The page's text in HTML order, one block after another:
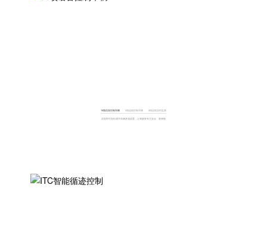
14项语音控制车辆 4项远程控制车辆 4项远程实时监测
语音即可轻松调节车辆多项设置，让驾驶更专注安全、更便捷